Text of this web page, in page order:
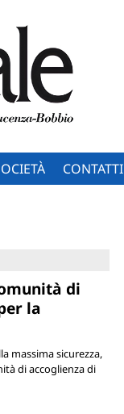
CONTATTI
di
la
massima sicurezza,
di accoglienza di